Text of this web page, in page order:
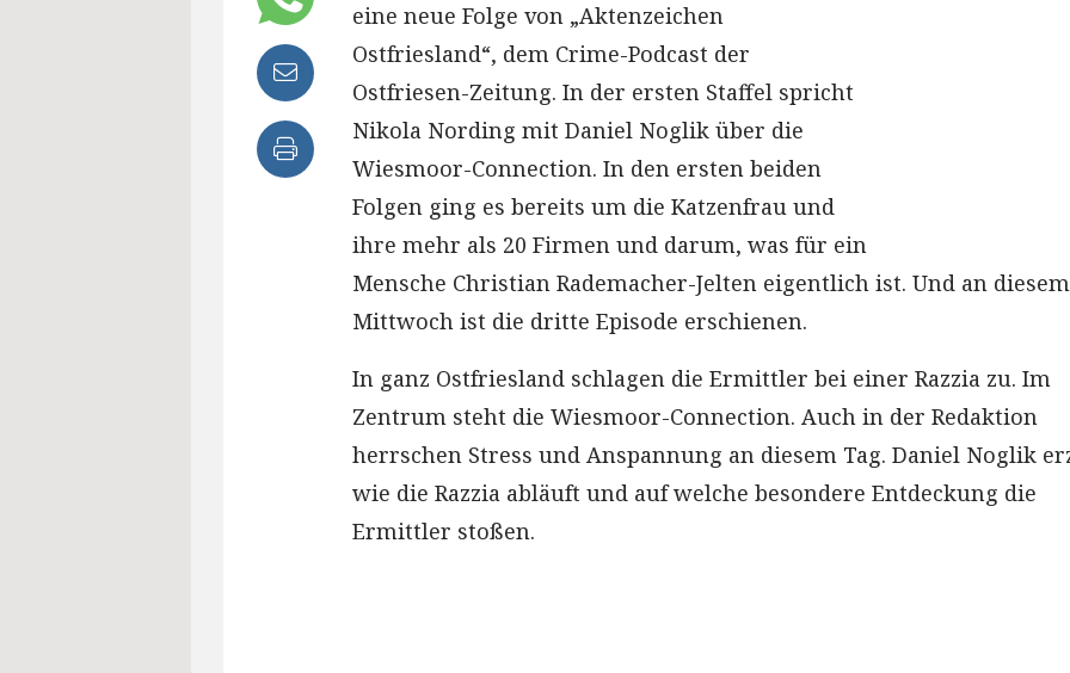
eine neue Folge von „Aktenzeichen
Ostfriesland“, dem Crime-Podcast der
Ostfriesen-Zeitung. In der ersten Staffel spricht
Nikola Nording mit Daniel Noglik über die
Wiesmoor-Connection. In den ersten beiden
Folgen ging es bereits um die Katzenfrau und
ihre mehr als 20 Firmen und darum, was für ein
Mensche Christian Rademacher-Jelten eigentlich ist. Und an diesem
Mittwoch ist die dritte Episode erschienen.
In ganz Ostfriesland schlagen die Ermittler bei einer Razzia zu. Im
Zentrum steht die Wiesmoor-Connection. Auch in der Redaktion
herrschen Stress und Anspannung an diesem Tag. Daniel Noglik
wie die Razzia abläuft und auf welche besondere Entdeckung die
Ermittler stoßen.